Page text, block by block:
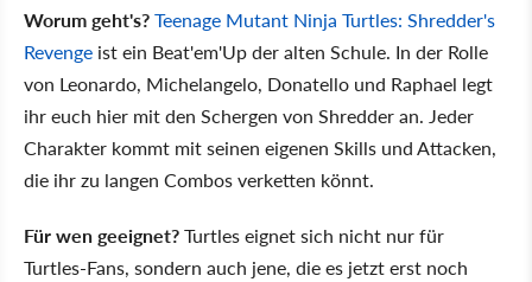
Worum geht's?Teenage Mutant Ninja Turtles: Shredder's
Revenge ist ein Beat'em'Up der alten Schule. In der Rolle
von Leonardo, Michelangelo, Donatello und Raphael legt
ihr euch hier mit den Schergen von Shredder an. Jeder
Charakter kommt mit seinen eigenen Skills und Attacken,
die ihr zu langen Combos verketten könnt.
Für wen geeignet?Turtles eignet sich nicht nur für
Turtles-Fans, sondern auch jene, die es jetzt erst noch